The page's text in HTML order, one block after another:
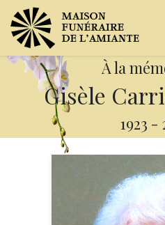
À la
Gisèle
1923 -